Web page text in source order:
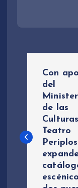
e
Con
del
de las
Culturas
Teatro
Periplos